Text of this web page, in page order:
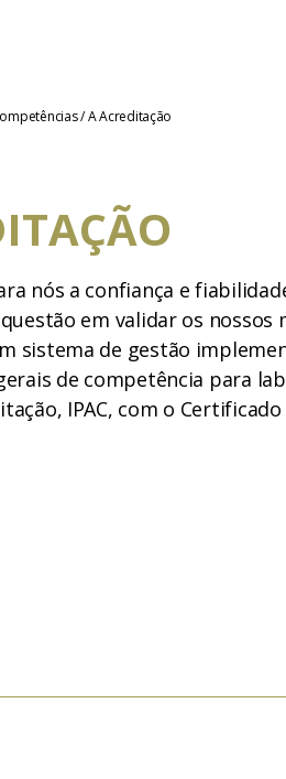
/A Acreditação
nós a confiança e
em validar os
sistema de gestão
de competência para
IPAC, com o